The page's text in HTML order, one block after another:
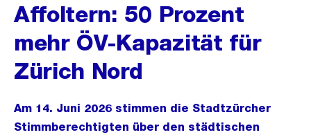
Affoltern: 50 Prozent
mehr ÖV-Kapazität für
Zürich Nord
Am 14. Juni 2026 stimmen die Stadtzürcher
Stimmberechtigten über den städtischen